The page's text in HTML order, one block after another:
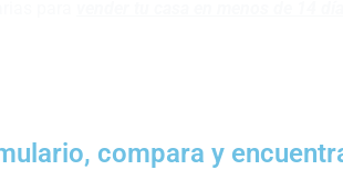
compara y